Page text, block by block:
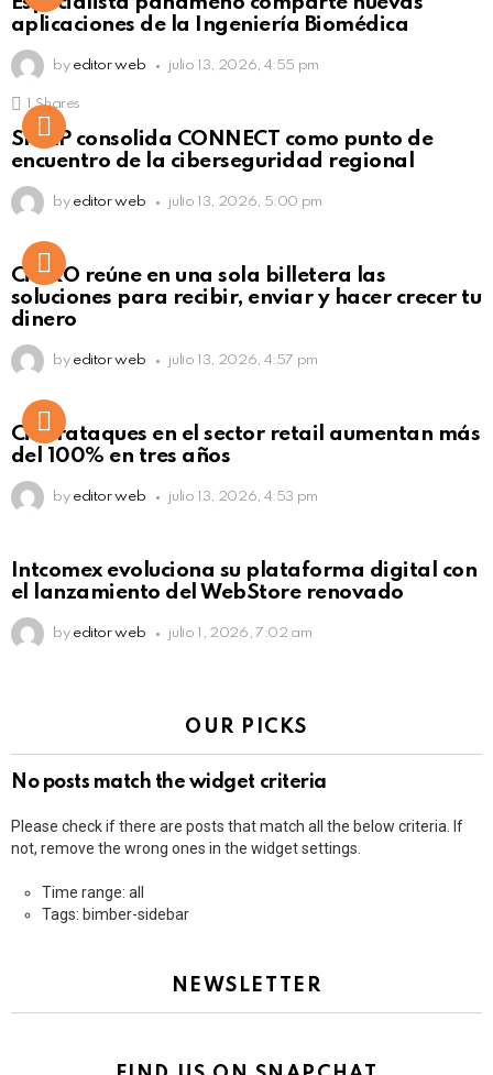
Click to view this post
aplicaciones de la Ingeniería Biomédica
by editor web julio 13, 2026, 4:55 pm
Click to view this post
Shares
SISAP consolida CONNECT como punto de
encuentro de la ciberseguridad regional
by editor web julio 13, 2026, 5:00 pm
Not Safe For Work
Click to view this post
CiNKO reúne en una sola billetera las
soluciones para recibir, enviar y hacer crecer tu
dinero
by editor web julio 13, 2026, 4:57 pm
Ciberataques en el sector retail aumentan más
del 100% en tres años
by editor web julio 13, 2026, 4:53 pm
Intcomex evoluciona su plataforma digital con
el lanzamiento del WebStore renovado
by editor web julio 1, 2026, 7:02 am
OUR PICKS
No posts match the widget criteria
Please check if there are posts that match all the below criteria. If
not, remove the wrong ones in the widget settings.
Time range: all
Tags: bimber-sidebar
NEWSLETTER